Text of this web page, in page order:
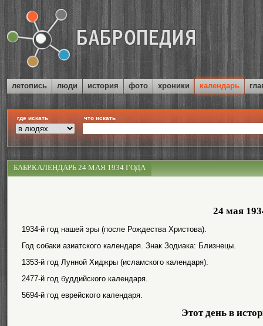
летопись люди история фото хроники календарь
где искать что искать
БАБР.КАЛЕНДАРЬ 24 МАЯ 1934 ГОДА
24 мая
1934-й год нашей эры (после Рождества Христова).
Год собаки азиатского календаря. Знак Зодиака: Близнецы.
1353-й год Лунной Хиджры (исламского календаря).
2477-й год буддийского календаря.
5694-й год еврейского календаря.
Этот день в